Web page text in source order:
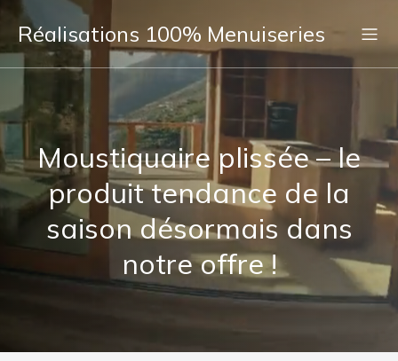
Réalisations 100% Menuiseries
Moustiquaire plissée – le
produit tendance de la
saison désormais dans
notre offre !